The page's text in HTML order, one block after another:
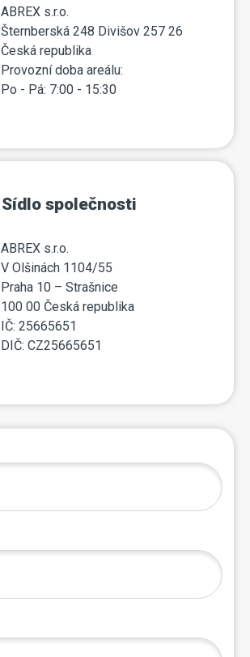
ABREX s.r.o.
Šternberská 248 Divišov 257 26
Česká republika
Provozní doba areálu:
Po - Pá: 7:00 - 15:30
Sídlo společnosti
ABREX s.r.o.
V Olšinách 1104/55
Praha 10 – Strašnice
100 00 Česká republika
IČ: 25665651
DIČ: CZ25665651